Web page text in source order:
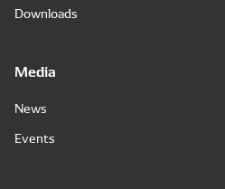
Downloads
Media
News
Events